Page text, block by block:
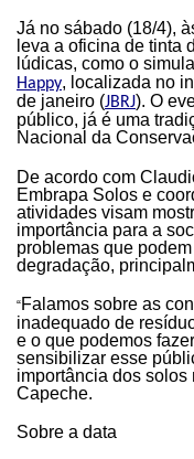
Já no sábado (18/4),
leva a oficina de tinta
lúdicas, como o
Happy, localizada no
de janeiro (JBRJ). O
público, já é uma
Nacional da
De acordo com
Embrapa Solos e
atividades visam
importância para a
problemas que
degradação,
“Falamos sobre as
inadequado de
e o que podemos
sensibilizar esse
importância dos solos
Capeche.
Sobre a data